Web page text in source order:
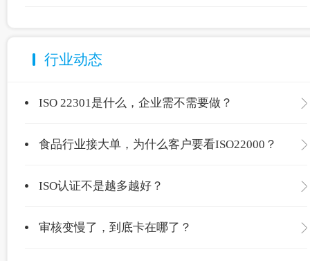
行业动态
ISO 22301是什么，企业需不需要做？
食品行业接大单，为什么客户要看ISO22000？
ISO认证不是越多越好？
审核变慢了，到底卡在哪了？